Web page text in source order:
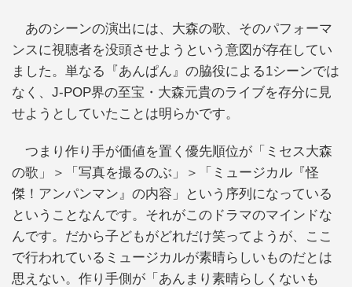
あのシーンの演出には、大森の歌、そのパフォーマ
ンスに視聴者を没頭させようという意図が存在してい
ました。単なる『あんぱん』の脇役による1シーンでは
なく、J-POP界の至宝・大森元貴のライブを存分に見
せようとしていたことは明らかです。
つまり作り手が価値を置く優先順位が「ミセス大森
の歌」＞「写真を撮るのぶ」＞「ミュージカル『怪
傑！アンパンマン』の内容」という序列になっている
ということなんです。それがこのドラマのマインドな
んです。だから子どもがどれだけ笑ってようが、ここ
で行われているミュージカルが素晴らしいものだとは
思えない。作り手側が「あんまり素晴らしくないも